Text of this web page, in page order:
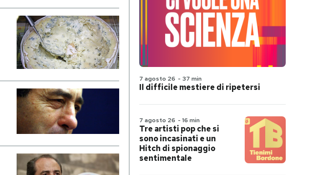
7 agosto 26 - 37 min
Il difficile mestiere di ripetersi
7 agosto 26 - 16 min
Tre artisti pop che si
sono incasinati e un
Hitch di spionaggio
sentimentale